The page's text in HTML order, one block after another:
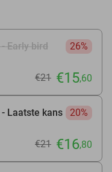
Early bird
26%
€21 €15,60
Laatste kans
20%
€21 €16,80